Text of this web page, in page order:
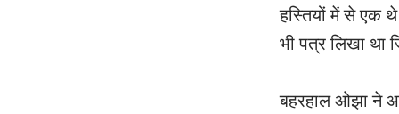
हस्तियों में से एक
भी पत्र लिखा था
बहरहाल ओझा ने